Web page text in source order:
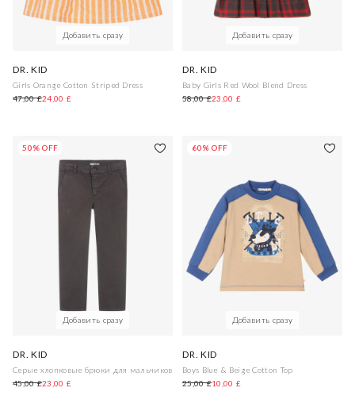
Добавить сразу
DR. KID
Girls Orange Cotton Striped Dress
47,00 £24,00 £
Добавить сразу
DR. KID
Baby Girls Red Wool Blend Dress
58,00 £23,00 £
50% OFF
Добавить сразу
DR. KID
Cерые хлопковые брюки для мальчиков
45,00 £23,00 £
60% OFF
Добавить сразу
DR. KID
Boys Blue & Beige Cotton Top
25,00 £10,00 £